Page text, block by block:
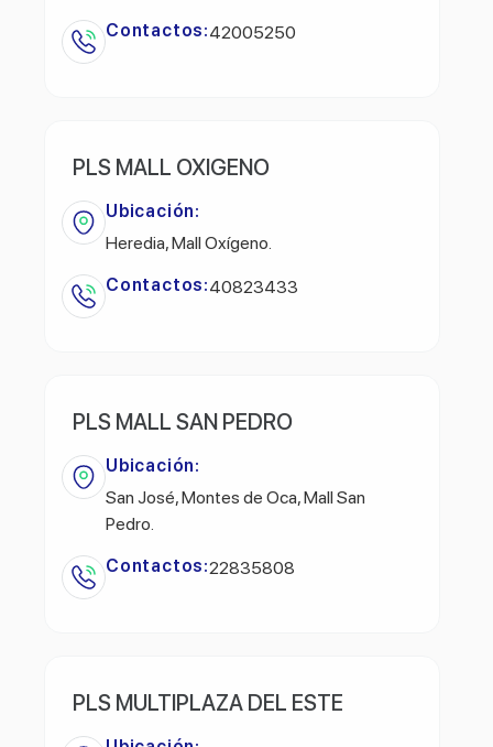
Contactos:42005250
PLS MALL OXIGENO
Ubicación:
Heredia, Mall Oxígeno.
Contactos:40823433
PLS MALL SAN PEDRO
Ubicación:
San José, Montes de Oca, Mall San
Pedro.
Contactos:22835808
PLS MULTIPLAZA DEL ESTE